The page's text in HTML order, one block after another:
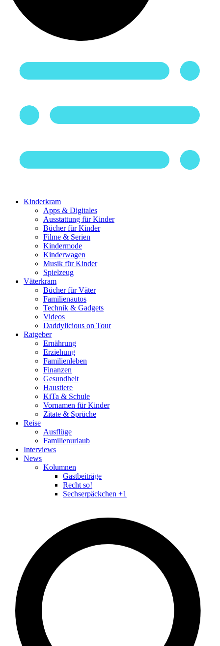
Kinderkram
Apps & Digitales
Ausstattung für Kinder
Bücher für Kinder
Filme & Serien
Kindermode
Kinderwagen
Musik für Kinder
Spielzeug
Väterkram
Bücher für Väter
Familienautos
Technik & Gadgets
Videos
Daddylicious on Tour
Ratgeber
Ernährung
Erziehung
Familienleben
Finanzen
Gesundheit
Haustiere
KiTa & Schule
Vornamen für Kinder
Zitate & Sprüche
Reise
Ausflüge
Familienurlaub
Interviews
News
Kolumnen
Gastbeiträge
Recht so!
Sechserpäckchen +1